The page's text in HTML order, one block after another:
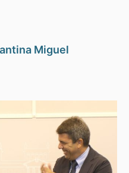
Miguel